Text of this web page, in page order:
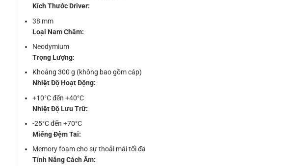
Kích Thước Driver:
38 mm
Loại Nam Châm:
Neodymium
Trọng Lượng:
Khoảng 300 g (không bao gồm cáp)
Nhiệt Độ Hoạt Động:
+10°C đến +40°C
Nhiệt Độ Lưu Trữ:
-25°C đến +70°C
Miếng Đệm Tai:
Memory foam cho sự thoải mái tối đa
Tính Năng Cách Âm: